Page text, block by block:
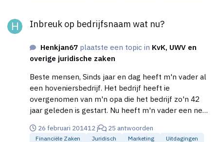
bedrijf en z'n goede naam gedurende 40 jaar
bedrijfsnaam veranderen. M'n vader z'n neef heeft
immers besloten om een aantal jaren geleden een
dergelijk naam aan te wenden. Dus na de adviezen
hier en nog even in artikel 52 van de
handelsnaamwet gedoken te hebben zijn we van
plan om het volgende te doen: 1. Een genuanceerde
vriendelijke brief te sturen met de vraag of hij op
redelijke termijn zijn bedrijfsnaam wil wijzigen, zodat
deze geen verwarring schept onder (potentiële)
Inbreuk op bedrijfsnaam wat nu?
Henkjan67 plaatste een topic in KvK, UWV en
overige juridische zaken
Beste mensen, Sinds jaar en dag heeft m'n vader al
een hoveniersbedrijf. Het bedrijf heeft ie
overgenomen van m'n opa die het bedrijf zo'n 42
jaar geleden is gestart. Nu heeft m'n vader een neef,
zo hecht is. Deze neef woont hemelsbreed
26 februari 201412 j 25 antwoorden
Financiële Zaken Juridisch Marketing Uitdagingen